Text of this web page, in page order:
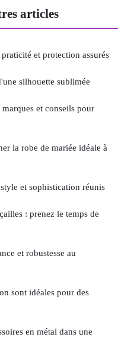
articles
et protection assurés
silhouette sublimée
et conseils pour
la robe de mariée idéale à
et sophistication réunis
: prenez le temps de
et robustesse au
sont idéales pour des
en métal dans une